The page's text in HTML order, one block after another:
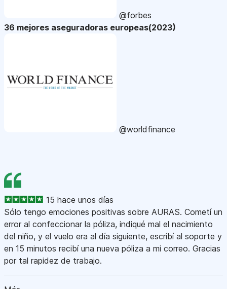
@forbes
36 mejores aseguradoras europeas(2023)
@worldfinance
15 hace unos días
Sólo tengo emociones positivas sobre AURAS. Cometí un
error al confeccionar la póliza, indiqué mal el nacimiento
del niño, y el vuelo era al día siguiente, escribí al soporte y
en 15 minutos recibí una nueva póliza a mi correo. Gracias
por tal rapidez de trabajo.